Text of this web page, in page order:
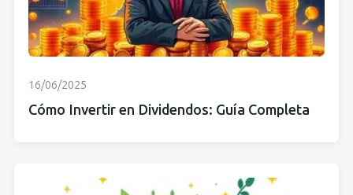
16/06/2025
Cómo Invertir en Dividendos: Guía Completa